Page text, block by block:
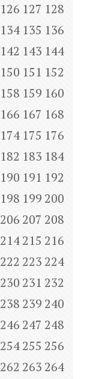
126 127 128
134 135 136
142 143 144
150 151 152
158 159 160
166 167 168
174 175 176
182 183 184
190 191 192
198 199 200
206 207 208
214215 216
222 223 224
230 231 232
238 239 240
246 247 248
254255 256
262 263 264